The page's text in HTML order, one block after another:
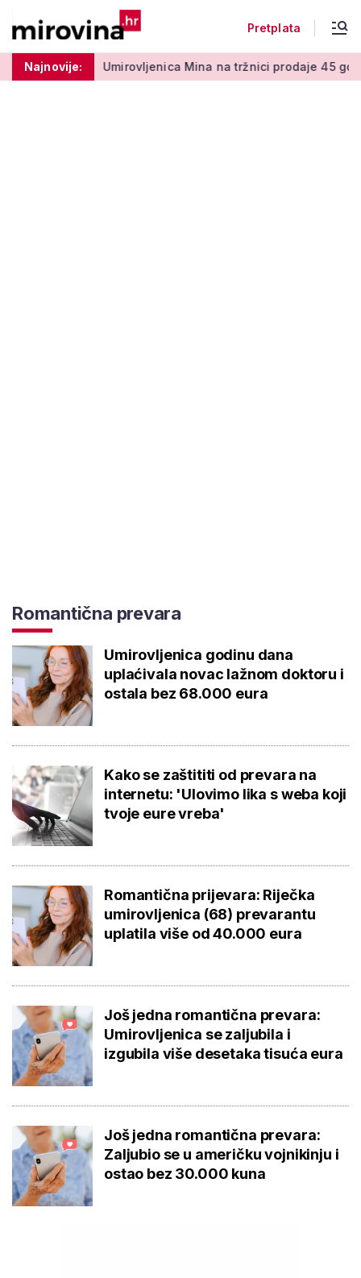
Pretplata
Najnovije:
50 centi Umirovljenica Mina na tržnici prodaje 45
Romantična prevara
Umirovljenica godinu dana
uplaćivala novac lažnom doktoru i
ostala bez 68.000 eura
Kako se zaštititi od prevara na
internetu: 'Ulovimo lika s weba koji
tvoje eure vreba'
Romantična prijevara: Riječka
umirovljenica (68) prevarantu
uplatila više od 40.000 eura
Još jedna romantična prevara:
Umirovljenica se zaljubila i
izgubila više desetaka tisuća eura
Još jedna romantična prevara:
Zaljubio se u američku vojnikinju i
ostao bez 30.000 kuna